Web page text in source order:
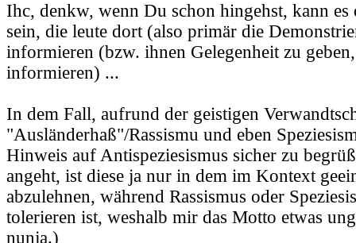
Ihc, denkw, wenn Du schon hingehst, kann
sein, die leute dort (also primär die
informieren (bzw. ihnen Gelegenheit zu
informieren) ...
In dem Fall, aufrund der geistigen
"Ausländerhaß"/Rassismu und eben
Hinweis auf Antispeziesismus sicher zu
angeht, ist diese ja nur in dem im Kontext
abzulehnen, während Rassismus oder
tolerieren ist, weshalb mir das Motto etwas
nunja.)